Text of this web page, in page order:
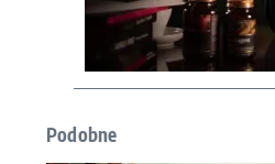
Podobne